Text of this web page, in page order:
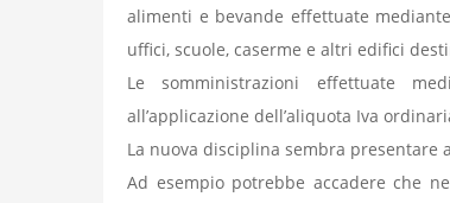
alimenti e bevande effettuate
uffici, scuole, caserme e altri edifici
Le somministrazioni effettuate
all’applicazione dell’aliquota Iva
La nuova disciplina sembra presentare
Ad esempio potrebbe accadere che